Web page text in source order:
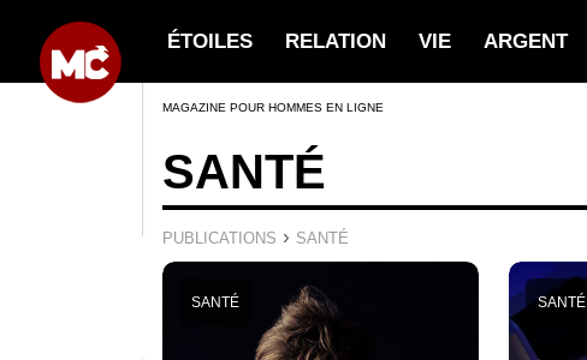
ÉTOILES RELATION VIE ARGENT
MAGAZINE POUR HOMMES EN LIGNE
SANTÉ
PUBLICATIONS › SANTÉ
SANTÉ SANTÉ